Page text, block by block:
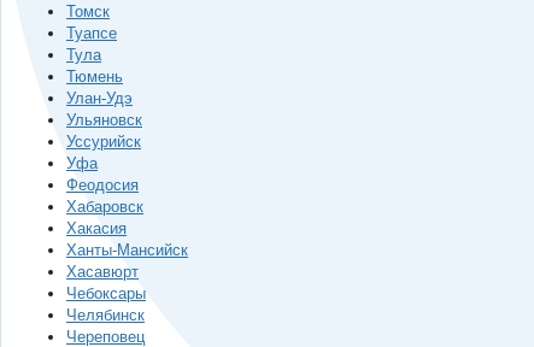
Томск
Туапсе
Тула
Тюмень
Улан-Удэ
Ульяновск
Уссурийск
Уфа
Феодосия
Хабаровск
Хакасия
Ханты-Мансийск
Хасавюрт
Чебоксары
Челябинск
Череповец